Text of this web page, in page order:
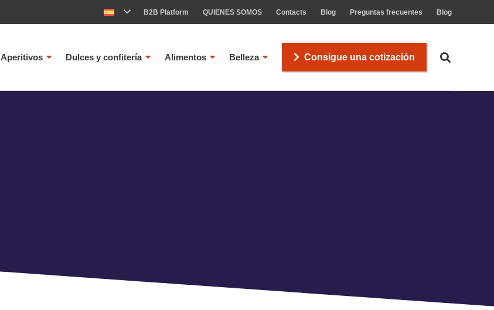
B2B Platform QUIENES SOMOS Contacts Blog Preguntas frecuentes Blog
Aperitivos Dulces y confitería Alimentos Belleza Consigue una cotización